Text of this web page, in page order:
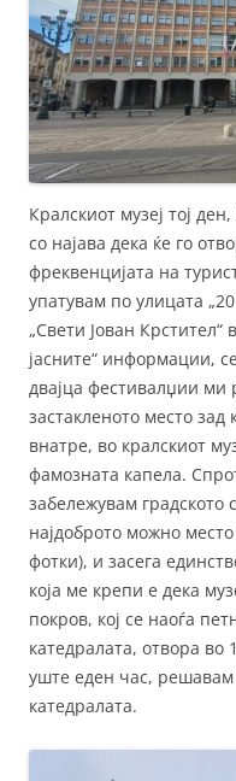
Кралскиот музеј тој
со најава дека ќе го
фреквенцијата на
упатувам по улицата
„Свети Јован Крстител“
јасните“ информации,
двајца фестивалџии ми
застакленото место
внатре, во кралскиот
фамозната капела.
забележувам
најдоброто можно
фотки), и засега
која ме крепи е дека
покров, кој се наоѓа
катедралата, отвора во
уште еден час, решавам
катедралата.